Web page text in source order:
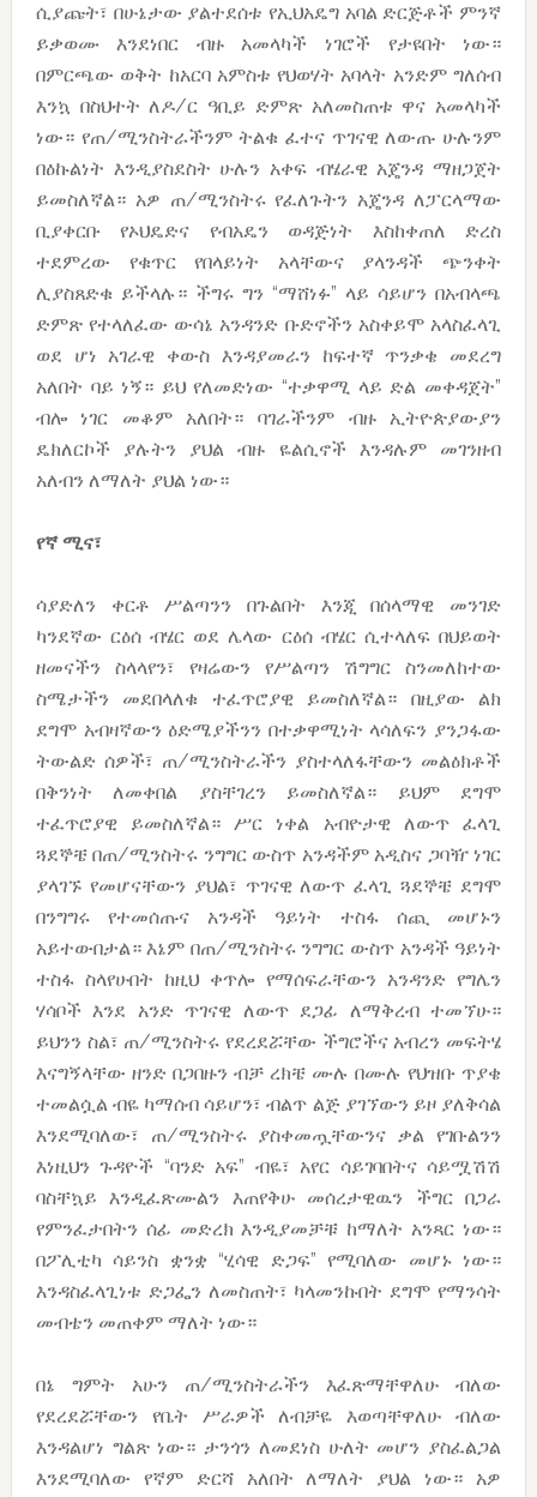
ሲያጩት፣ በሁኔታው ያልተደሰቱ የኢህአዴግ አባል ድርጅቶች ምንኛ
ይቃወሙ እንደነበር ብዙ አመላካች ነገሮች የታዩበት ነው።
በምርጫው ወቅት ከአርባ አምስቱ የህወሃት አባላት አንድም ግለሰብ
እንኳ በስህተት ለዶ/ር ዓቢይ ድምጽ አለመስጠቱ ዋና አመላካች
ነው። የጠ/ሚንስትራችንም ትልቁ ፈተና ጥገናዊ ለውጡ ሁሉንም
በዕኩልነት እንዲያስደስት ሁሉን አቀፍ ብሄራዊ አጄንዳ ማዘጋጀት
ይመስለኛል። አዎ ጠ/ሚንስትሩ የፈለጉትን አጄንዳ ለፓርላማው
ቢያቀርቡ የኦህዴድና የብአዴን ወዳጅነት እስከቀጠለ ድረስ
ተደምረው የቁጥር የበላይነት አላቸውና ያላንዳች ጭንቀት
ሊያስጸድቁ ይችላሉ። ችግሩ ግን “ማሸነፉ” ላይ ሳይሆን በአብላጫ
ድምጽ የተላለፈው ውሳኔ አንዳንድ ቡድኖችን አስቀይሞ አላስፈላጊ
ወደ ሆነ አገራዊ ቀውስ እንዳያመራን ከፍተኛ ጥንቃቄ መደረግ
አለበት ባይ ነኝ። ይህ የለመድነው “ተቃዋሚ ላይ ድል መቀዳጀት”
ብሎ ነገር መቆም አለበት። ባገራችንም ብዙ ኢትዮጵያውያን
ዴክለርኮች ያሉትን ያህል ብዙ ዬልሲኖች እንዳሉም መገንዘብ
አለብን ለማለት ያህል ነው።
የኛ ሚና፣
ሳያድለን ቀርቶ ሥልጣንን በጉልበት እንጂ በሰላማዊ መንገድ
ካንደኛው ርዕሰ ብሄር ወደ ሌላው ርዕሰ ብሄር ሲተላለፍ በህይወት
ዘመናችን ስላላየን፣ የዛሬውን የሥልጣን ሽግግር ስንመለከተው
ስሜታችን መደበላለቁ ተፈጥሮያዊ ይመስለኛል። በዚያው ልክ
ደግሞ አብዛኛውን ዕድሜያችንን በተቃዋሚነት ላሳለፍን ያንጋፋው
ትውልድ ሰዎች፣ ጠ/ሚንስትራችን ያስተላለፋቸውን መልዕክቶች
በቅንነት ለመቀበል ያስቸገረን ይመስለኛል። ይህም ደግሞ
ተፈጥሮያዊ ይመስለኛል። ሥር ነቀል አብዮታዊ ለውጥ ፈላጊ
ጓደኞቼ በጠ/ሚንስትሩ ንግግር ውስጥ አንዳችም አዲስና ጋባዥ ነገር
ያላገኙ የመሆናቸውን ያህል፣ ጥገናዊ ለውጥ ፈላጊ ጓደኞቼ ደግሞ
በንግግሩ የተመሰጡና አንዳች ዓይነት ተስፋ ሰጪ መሆኑን
አይተውበታል። እኔም በጠ/ሚንስትሩ ንግግር ውስጥ አንዳች ዓይነት
ተስፋ ስላየሁበት ከዚህ ቀጥሎ የማሰፍራቸውን አንዳንድ የግሌን
ሃሳቦች እንደ አንድ ጥገናዊ ለውጥ ደጋፊ ለማቅረብ ተመኘሁ።
ይህንን ስል፣ ጠ/ሚንስትሩ የደረደሯቸው ችግሮችና አብረን መፍትሄ
እናግኝላቸው ዘንድ በጋበዙን ብቻ ረክቼ ሙሉ በሙሉ የህዝቡ ጥያቄ
ተመልሷል ብዬ ካማሰብ ሳይሆን፣ ብልጥ ልጅ ያገኘውን ይዞ ያለቅሳል
እንደሚባለው፣ ጠ/ሚንስትሩ ያስቀመጧቸውንና ቃል የገቡልንን
እነዚህን ጉዳዮች “ባንድ አፍ” ብዬ፣ አየር ሳይገባበትና ሳይሟሽሽ
ባስቸኳይ እንዲፈጽሙልን እጠየቅሁ መሰረታዊዉን ችግር በጋራ
የምንፈታበትን ሰፊ መድረክ እንዲያመቻቹ ከማለት አንጻር ነው።
በፖሊቲካ ሳይንስ ቋንቋ “ሂሳዊ ድጋፍ” የሚባለው መሆኑ ነው።
እንዳስፈላጊነቱ ድጋፌን ለመስጠት፣ ካላመንኩበት ደግሞ የማንሳት
መብቴን መጠቀም ማለት ነው።
በኔ ግምት አሁን ጠ/ሚንስትራችን እፈጽማቸዋለሁ ብለው
የደረደሯቸውን የቤት ሥራዎች ለብቻዬ እወጣቸዋለሁ ብለው
እንዳልሆነ ግልጽ ነው። ታንጎን ለመደነስ ሁለት መሆን ያስፈልጋል
እንደሚባለው የኛም ድርሻ አለበት ለማለት ያህል ነው። አዎ